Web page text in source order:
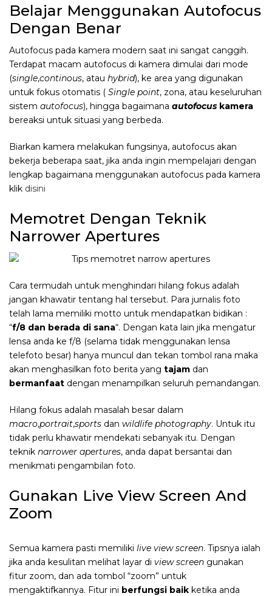
Belajar Menggunakan Autofocus
Dengan Benar
Autofocus pada kamera modern saat ini sangat canggih.
Terdapat macam autofocus di kamera dimulai dari mode
(single,continous, atau hybrid), ke area yang digunakan
untuk fokus otomatis ( Single point, zona, atau keseluruhan
sistem autofocus), hingga bagaimana autofocus kamera
bereaksi untuk situasi yang berbeda.
Biarkan kamera melakukan fungsinya, autofocus akan
bekerja beberapa saat, jika anda ingin mempelajari dengan
lengkap bagaimana menggunakan autofocus pada kamera
klik disini
Memotret Dengan Teknik
Narrower Apertures
Cara termudah untuk menghindari hilang fokus adalah
jangan khawatir tentang hal tersebut. Para jurnalis foto
telah lama memiliki motto untuk mendapatkan bidikan :
“f/8 dan berada di sana“. Dengan kata lain jika mengatur
lensa anda ke f/8 (selama tidak menggunakan lensa
telefoto besar) hanya muncul dan tekan tombol rana maka
akan menghasilkan foto berita yang tajam dan
bermanfaat dengan menampilkan seluruh pemandangan.
Hilang fokus adalah masalah besar dalam
macro,portrait,sports dan wildlife photography. Untuk itu
tidak perlu khawatir mendekati sebanyak itu. Dengan
teknik narrower apertures, anda dapat bersantai dan
menikmati pengambilan foto.
Gunakan Live View Screen And
Zoom
Semua kamera pasti memiliki live view screen. Tipsnya ialah
jika anda kesulitan melihat layar di view screen gunakan
fitur zoom, dan ada tombol “zoom” untuk
mengaktifkannya. Fitur ini berfungsi baik ketika anda